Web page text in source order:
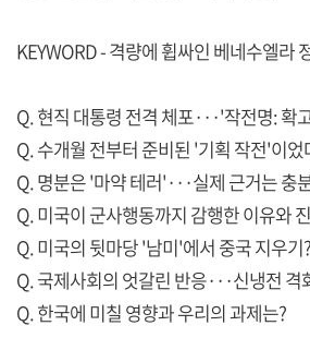
KEYWORD - 격량에 휩싸인 베네수엘라
Q. 현직 대통령 전격 체포···'작전명: 확
Q. 수개월 전부터 준비된 '기획 작전'이었
Q. 명분은 '마약 테러'···실제 근거는 충
Q. 미국이 군사행동까지 감행한 이유와
Q. 미국의 뒷마당 '남미'에서 중국 지우기?
Q. 국제사회의 엇갈린 반응···신냉전 격
Q. 한국에 미칠 영향과 우리의 과제는?